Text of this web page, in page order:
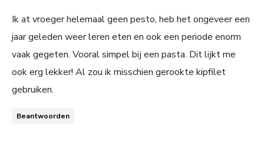
Ik at vroeger helemaal geen pesto, heb het ongeveer een
jaar geleden weer leren eten en ook een periode enorm
vaak gegeten. Vooral simpel bij een pasta. Dit lijkt me
ook erg lekker! Al zou ik misschien gerookte kipfilet
gebruiken.
Beantwoorden